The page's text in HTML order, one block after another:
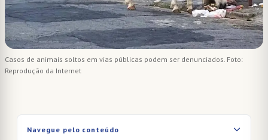
Casos de animais soltos em vias públicas podem ser denunciados. Foto:
Reprodução da Internet
Navegue pelo conteúdo